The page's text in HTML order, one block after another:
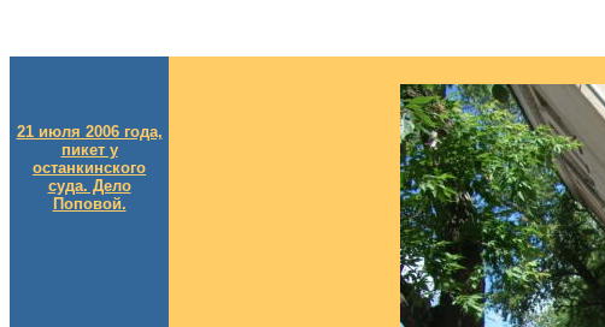
21 июля 2006 года,
пикет у
останкинского
суда. Дело
Поповой.